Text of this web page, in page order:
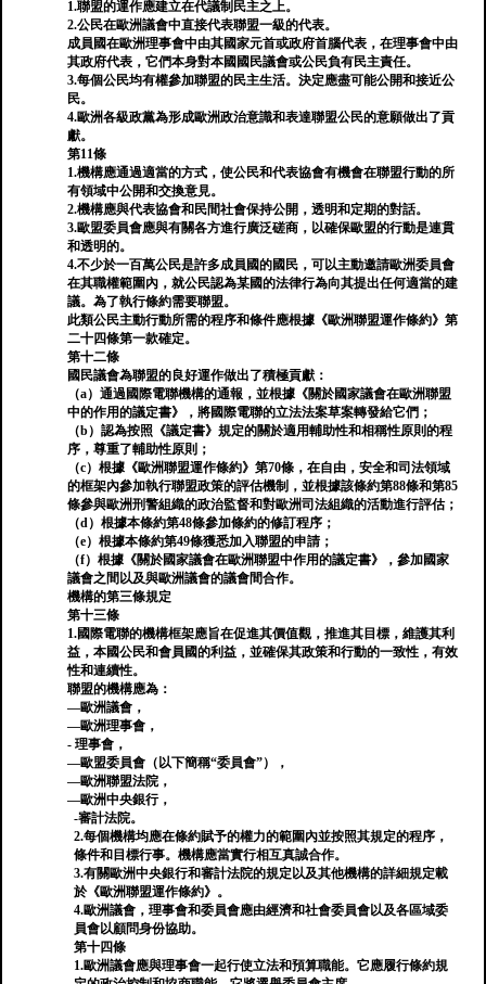
1.聯盟的運作應建立在代議制民主之上。
2.公民在歐洲議會中直接代表聯盟一級的代表。
成員國在歐洲理事會中由其國家元首或政府首腦代表，在理事會中由
其政府代表，它們本身對本國國民議會或公民負有民主責任。
3.每個公民均有權參加聯盟的民主生活。決定應盡可能公開和接近公
民。
4.歐洲各級政黨為形成歐洲政治意識和表達聯盟公民的意願做出了貢
獻。
第11條
1.機構應通過適當的方式，使公民和代表協會有機會在聯盟行動的所
有領域中公開和交換意見。
2.機構應與代表協會和民間社會保持公開，透明和定期的對話。
3.歐盟委員會應與有關各方進行廣泛磋商，以確保歐盟的行動是連貫
和透明的。
4.不少於一百萬公民是許多成員國的國民，可以主動邀請歐洲委員會
在其職權範圍內，就公民認為某國的法律行為向其提出任何適當的建
議。為了執行條約需要聯盟。
此類公民主動行動所需的程序和條件應根據《歐洲聯盟運作條約》第
二十四條第一款確定。
第十二條
國民議會為聯盟的良好運作做出了積極貢獻：
（a）通過國際電聯機構的通報，並根據《關於國家議會在歐洲聯盟
中的作用的議定書》，將國際電聯的立法法案草案轉發給它們；
（b）認為按照《議定書》規定的關於適用輔助性和相稱性原則的程
序，尊重了輔助性原則；
（c）根據《歐洲聯盟運作條約》第70條，在自由，安全和司法領域
的框架內參加執行聯盟政策的評估機制，並根據該條約第88條和第85
條參與歐洲刑警組織的政治監督和對歐洲司法組織的活動進行評估；
（d）根據本條約第48條參加條約的修訂程序；
（e）根據本條約第49條獲悉加入聯盟的申請；
（f）根據《關於國家議會在歐洲聯盟中作用的議定書》，參加國家
議會之間以及與歐洲議會的議會間合作。
機構的第三條規定
第十三條
1.國際電聯的機構框架應旨在促進其價值觀，推進其目標，維護其利
益，本國公民和會員國的利益，並確保其政策和行動的一致性，有效
性和連續性。
聯盟的機構應為：
—歐洲議會，
—歐洲理事會，
- 理事會，
—歐盟委員會（以下簡稱“委員會”），
—歐洲聯盟法院，
—歐洲中央銀行，
-審計法院。
2.每個機構均應在條約賦予的權力的範圍內並按照其規定的程序，
條件和目標行事。機構應當實行相互真誠合作。
3.有關歐洲中央銀行和審計法院的規定以及其他機構的詳細規定載
於《歐洲聯盟運作條約》。
4.歐洲議會，理事會和委員會應由經濟和社會委員會以及各區域委
員會以顧問身份協助。
第十四條
1.歐洲議會應與理事會一起行使立法和預算職能。它應履行條約規